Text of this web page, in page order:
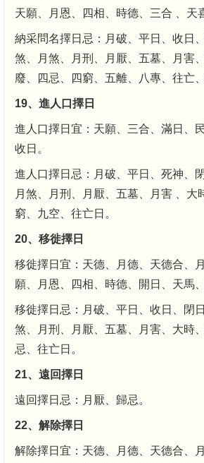
天願、月恩、四相、時德、三合 、天
納采問名擇日忌：月破、平日、收日
煞、月煞、月刑、月厭、五墓、月害
廢、四忌、四窮、五離、八專、往亡、
19、進人口擇日
進人口擇日宜：天願、三合、滿日、
收日。
進人口擇日忌：月破、平日、死神、
月煞、月刑、月厭、五墓、月害 、大
窮、九空、往亡日。
20、移徙擇日
移徙擇日宜：天德、月德、天德合、
願、月恩、四相、時德、開日、天馬、
移徙擇日忌：月破、平日、收日、閉
煞、月刑、月厭、五墓、月害、大時
忌、往亡日。
21、遠回擇日
遠回擇日忌：月厭、歸忌。
22、解除擇日
解除擇日宜：天德、月德、天德合、